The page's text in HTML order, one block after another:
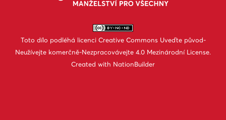
Toto dílo podléhá licenci Creative Commons Uveďte původ-
Neužívejte komerčně-Nezpracovávejte 4.0 Mezinárodní License.
Created with NationBuilder